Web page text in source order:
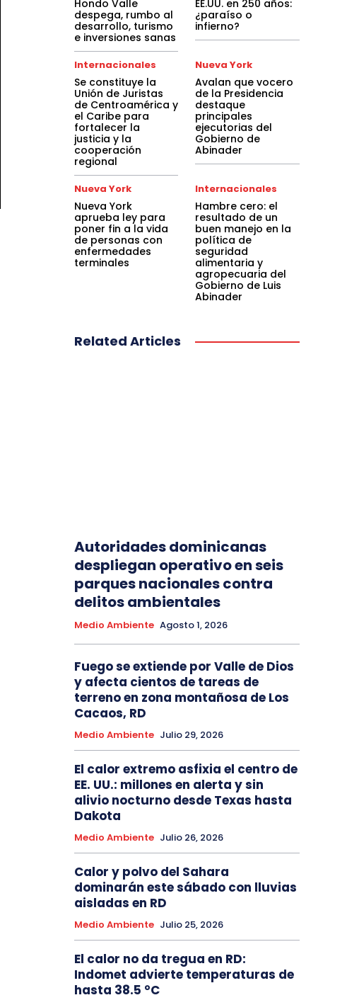
Hondo Valle
despega, rumbo al
desarrollo, turismo
e inversiones sanas
EE.UU. en 250 años:
¿paraíso o
infierno?
Internacionales
Se constituye la
Unión de Juristas
de Centroamérica y
el Caribe para
fortalecer la
justicia y la
cooperación
regional
Nueva York
Avalan que vocero
de la Presidencia
destaque
principales
ejecutorias del
Gobierno de
Abinader
Nueva York
Nueva York
aprueba ley para
poner fin a la vida
de personas con
enfermedades
terminales
Internacionales
Hambre cero: el
resultado de un
buen manejo en la
política de
seguridad
alimentaria y
agropecuaria del
Gobierno de Luis
Abinader
Related Articles
Autoridades dominicanas
despliegan operativo en seis
parques nacionales contra
delitos ambientales
Medio Ambiente Agosto 1, 2026
Fuego se extiende por Valle de Dios
y afecta cientos de tareas de
terreno en zona montañosa de Los
Cacaos, RD
Medio Ambiente Julio 29, 2026
El calor extremo asfixia el centro de
EE. UU.: millones en alerta y sin
alivio nocturno desde Texas hasta
Dakota
Medio Ambiente Julio 26, 2026
Calor y polvo del Sahara
dominarán este sábado con lluvias
aisladas en RD
Medio Ambiente Julio 25, 2026
El calor no da tregua en RD:
Indomet advierte temperaturas de
hasta 38.5 °C